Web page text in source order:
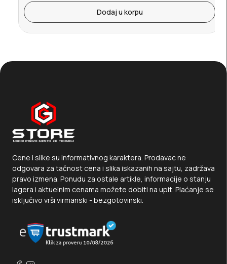
Dodaj u korpu
Cene i slike su informativnog karaktera. Prodavac ne
odgovara za tačnost cena i slika iskazanih na sajtu, zadržava
pravo izmena. Ponudu za ostale artikle, informacije o stanju
lagera i aktuelnim cenama možete dobiti na upit. Plaćanje se
isključivo vrši virmanski - bezgotovinski.